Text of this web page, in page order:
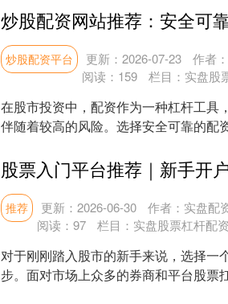
炒股配资平台 更新：2026-07-23
作者
阅读： 159 栏目： 实盘股
在股市投资中，配资作为一种杠杆工具
伴随着较高的风险。选择安全可靠的配
股票入门平台推荐｜新手开
推荐 更新：2026-06-30
作者：实盘配
阅读： 97 栏目： 实盘股票杠杆配
对于刚刚踏入股市的新手来说，选择一
步。面对市场上众多的券商和平台股票